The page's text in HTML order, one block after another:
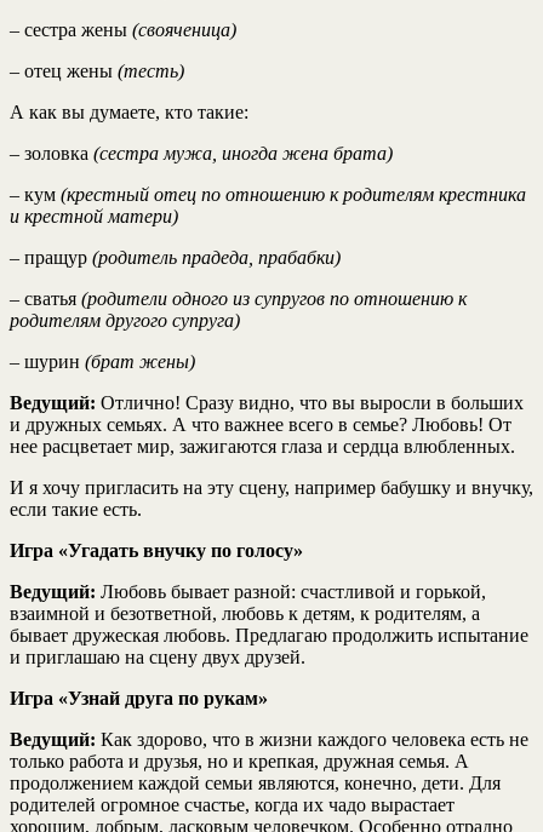
– сестра жены (свояченица)
– отец жены (тесть)
А как вы думаете, кто такие:
– золовка (сестра мужа, иногда жена брата)
– кум (крестный отец по отношению к родителям крестника
и крестной матери)
– пращур (родитель прадеда, прабабки)
– сватья (родители одного из супругов по отношению к
родителям другого супруга)
– шурин (брат жены)
Ведущий: Отлично! Сразу видно, что вы выросли в больших
и дружных семьях. А что важнее всего в семье? Любовь! От
нее расцветает мир, зажигаются глаза и сердца влюбленных.
И я хочу пригласить на эту сцену, например бабушку и внучку,
если такие есть.
Игра «Угадать внучку по голосу»
Ведущий: Любовь бывает разной: счастливой и горькой,
взаимной и безответной, любовь к детям, к родителям, а
бывает дружеская любовь. Предлагаю продолжить испытание
и приглашаю на сцену двух друзей.
Игра «Узнай друга по рукам»
Ведущий: Как здорово, что в жизни каждого человека есть не
только работа и друзья, но и крепкая, дружная семья. А
продолжением каждой семьи являются, конечно, дети. Для
родителей огромное счастье, когда их чадо вырастает
хорошим, добрым, ласковым человечком. Особенно отрадно